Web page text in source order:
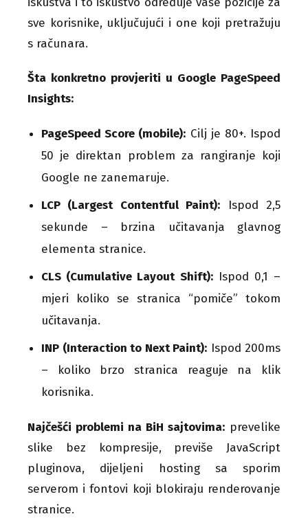
sve korisnike, uključujući i one koji pretražuju
s računara.
Šta konkretno provjeriti u Google PageSpeed
Insights:
PageSpeed Score (mobile): Cilj je 80+. Ispod
50 je direktan problem za rangiranje koji
Google ne zanemaruje.
LCP (Largest Contentful Paint): Ispod 2,5
sekunde – brzina učitavanja glavnog
elementa stranice.
CLS (Cumulative Layout Shift):Ispod 0,1 –
mjeri koliko se stranica “pomiče” tokom
učitavanja.
INP (Interaction to Next Paint): Ispod 200ms
– koliko brzo stranica reaguje na klik
korisnika.
Najčešći problemi na BiH sajtovima: prevelike
slike bez kompresije, previše JavaScript
pluginova, dijeljeni hosting sa sporim
serverom i fontovi koji blokiraju renderovanje
stranice.